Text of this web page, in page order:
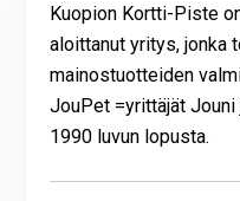
Kuopion Kortti-Piste
aloittanut yritys, jonka
mainostuotteiden
JouPet =yrittäjät
1990 luvun lopusta.